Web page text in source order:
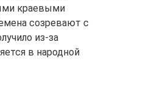
краевыми
созревают с
из-за
в народной